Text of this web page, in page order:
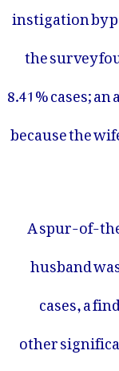
instigation by
the survey
8.41% cases;
because the
A spur-of-
husband
cases, a
other